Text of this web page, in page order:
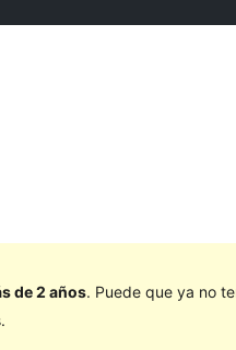
de 2 años. Puede que ya no